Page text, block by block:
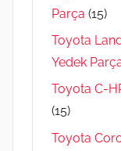
Parça (15)
Toyota
Yedek
Toyota C-
(15)
Toyota